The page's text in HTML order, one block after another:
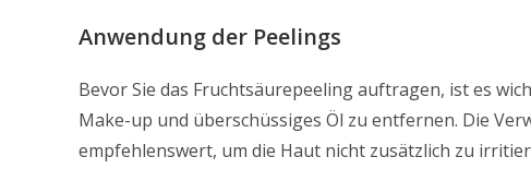
Anwendung der Peelings
Bevor Sie das Fruchtsäurepeeling auftragen, ist es
Make-up und überschüssiges Öl zu entfernen. Die
empfehlenswert, um die Haut nicht zusätzlich zu